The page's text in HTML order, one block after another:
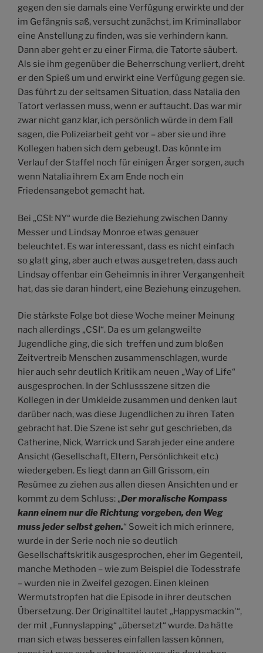
gegen den sie damals eine Verfügung erwirkte und der
im Gefängnis saß, versucht zunächst, im Kriminallabor
eine Anstellung zu finden, was sie verhindern kann.
Dann aber geht er zu einer Firma, die Tatorte säubert.
Als sie ihm gegenüber die Beherrschung verliert, dreht
er den Spieß um und erwirkt eine Verfügung gegen sie.
Das führt zu der seltsamen Situation, dass Natalia den
Tatort verlassen muss, wenn er auftaucht. Das war mir
zwar nicht ganz klar, ich persönlich würde in dem Fall
sagen, die Polizeiarbeit geht vor – aber sie und ihre
Kollegen haben sich dem gebeugt. Das könnte im
Verlauf der Staffel noch für einigen Ärger sorgen, auch
wenn Natalia ihrem Ex am Ende noch ein
Friedensangebot gemacht hat.
Bei „CSI: NY“ wurde die Beziehung zwischen Danny
Messer und Lindsay Monroe etwas genauer
beleuchtet. Es war interessant, dass es nicht einfach
so glatt ging, aber auch etwas ausgetreten, dass auch
Lindsay offenbar ein Geheimnis in ihrer Vergangenheit
hat, das sie daran hindert, eine Beziehung einzugehen.
Die stärkste Folge bot diese Woche meiner Meinung
nach allerdings „CSI“. Da es um gelangweilte
Jugendliche ging, die sich treffen und zum bloßen
Zeitvertreib Menschen zusammenschlagen, wurde
hier auch sehr deutlich Kritik am neuen „Way of Life“
ausgesprochen. In der Schlussszene sitzen die
Kollegen in der Umkleide zusammen und denken laut
darüber nach, was diese Jugendlichen zu ihren Taten
gebracht hat. Die Szene ist sehr gut geschrieben, da
Catherine, Nick, Warrick und Sarah jeder eine andere
Ansicht (Gesellschaft, Eltern, Persönlichkeit etc.)
wiedergeben. Es liegt dann an Gill Grissom, ein
Resümee zu ziehen aus allen diesen Ansichten und er
kommt zu dem Schluss: „Der moralische Kompass
kann einem nur die Richtung vorgeben, den Weg
muss jeder selbst gehen.“ Soweit ich mich erinnere,
wurde in der Serie noch nie so deutlich
Gesellschaftskritik ausgesprochen, eher im Gegenteil,
manche Methoden – wie zum Beispiel die Todesstrafe
– wurden nie in Zweifel gezogen. Einen kleinen
Wermutstropfen hat die Episode in ihrer deutschen
Übersetzung. Der Originaltitel lautet „Happysmackin'“,
der mit „Funnyslapping“ „übersetzt“ wurde. Da hätte
man sich etwas besseres einfallen lassen können,